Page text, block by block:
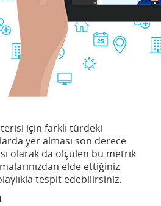
için farklı türdeki
yer alması son derece
olarak da ölçülen bu metrik
elde ettiğiniz
tespit edebilirsiniz.